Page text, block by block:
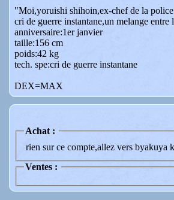
"Moi,yoruishi shihoin,ex-chef de la
cri de guerre instantane,un melange
anniversaire:1er janvier
taille:156 cm
poids:42 kg
tech. spe:cri de guerre instantane
DEX=MAX
Achat :
rien sur ce compte,allez vers byakuya
Ventes :